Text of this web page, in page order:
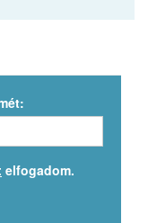
elfogadom.